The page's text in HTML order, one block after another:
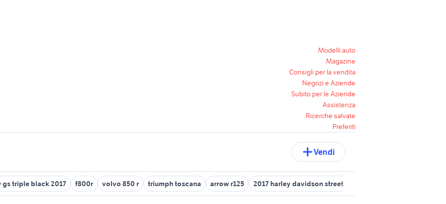
Modelli auto
Magazine
Consigli per la vendita
Negozi e Aziende
Subito per le Aziende
Assistenza
Ricerche salvate
Preferiti
Vendi
gs triple black 2017 f800r volvo 850 r triumph toscana arrow r125 2017 harley davidson street glide